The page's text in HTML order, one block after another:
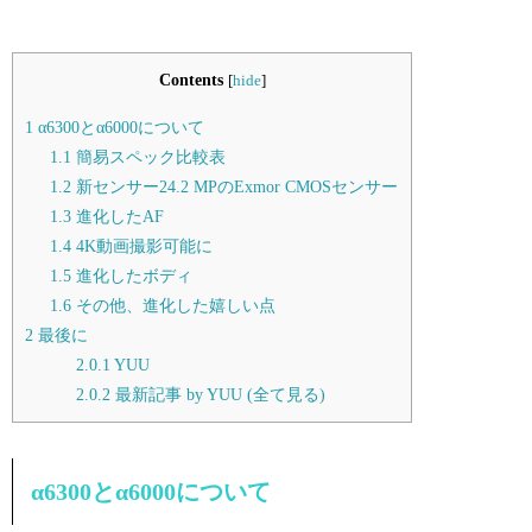
Contents [hide]
1 α6300とα6000について
1.1 簡易スペック比較表
1.2 新センサー24.2 MPのExmor CMOSセンサー
1.3 進化したAF
1.4 4K動画撮影可能に
1.5 進化したボディ
1.6 その他、進化した嬉しい点
2 最後に
2.0.1 YUU
2.0.2最新記事 by YUU (全て見る)
α6300とα6000について